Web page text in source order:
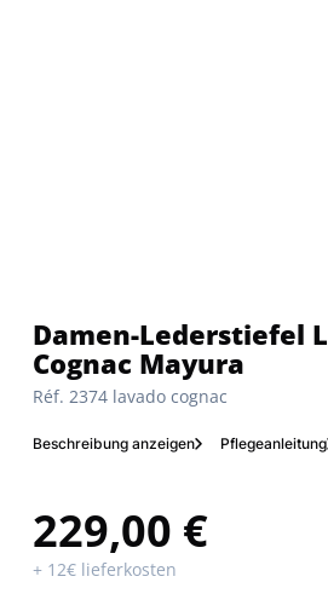
Réf. 2374 lavado cognac
Damen-Lederstiefel Lavado
Cognac Mayura
Beschreibung anzeigen Pflegeanleitung
229,00 €
+ 12€ lieferkosten